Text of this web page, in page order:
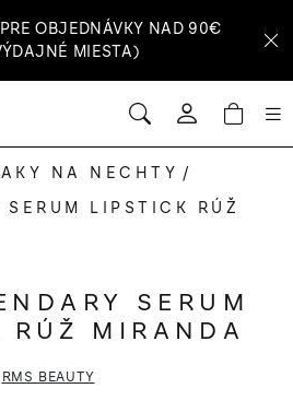
OBJEDNÁVKY NAD 90€
MIESTA)
HĽADAŤ
Prihlásenie
NA NECHTY /
SERUM LIPSTICK RÚŽ
SERUM
RÚŽ MIRANDA
RMS BEAUTY